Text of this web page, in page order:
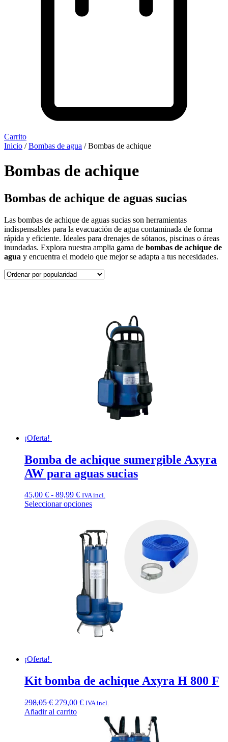
Carrito
Inicio /Bombas de agua / Bombas de achique
Bombas de achique
Bombas de achique de aguas sucias
Las bombas de achique de aguas sucias son herramientas
indispensables para la evacuación de agua contaminada de forma
rápida y eficiente. Ideales para drenajes de sótanos, piscinas o áreas
inundadas. Explora nuestra amplia gama de bombas de achique de
agua y encuentra el modelo que mejor se adapta a tus necesidades.
¡Oferta!
Bomba de achique sumergible Axyra
AW para aguas sucias
45,00 € - 89,99 €Rango
de
45,00 €
hasta
89,99 €
IVA incl.
Seleccionar opciones
¡Oferta!
Kit bomba de achique Axyra H 800 F
298,05€ El
precio
279,00 €El
279,00 €.
IVA incl.
Añadir al carrito